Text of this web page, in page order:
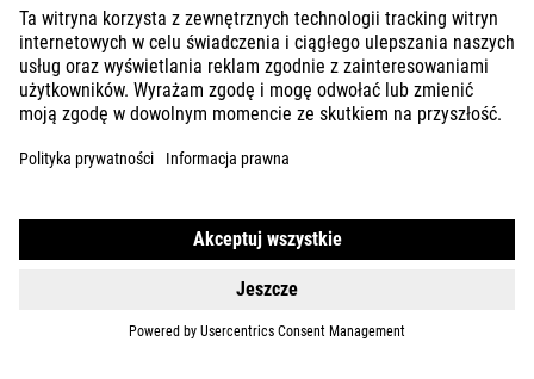
SUPPORT
ABOUT US